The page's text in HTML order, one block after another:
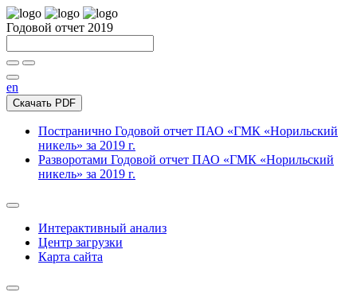
Годовой отчет 2019
en
Скачать PDF
Постранично Годовой отчет ПАО «ГМК «Норильский
никель» за 2019 г.
Разворотами Годовой отчет ПАО «ГМК «Норильский
никель» за 2019 г.
Интерактивный анализ
Центр загрузки
Карта сайта